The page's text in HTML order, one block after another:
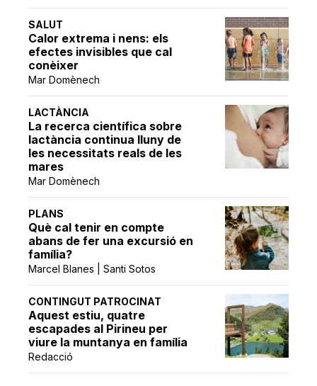
SALUT
Calor extrema i nens: els
efectes invisibles que cal
conèixer
Mar Domènech
LACTÀNCIA
La recerca científica sobre
lactància continua lluny de
les necessitats reals de les
mares
Mar Domènech
PLANS
Què cal tenir en compte
abans de fer una excursió en
família?
Marcel Blanes | Santi Sotos
CONTINGUT PATROCINAT
Aquest estiu, quatre
escapades al Pirineu per
viure la muntanya en família
Redacció